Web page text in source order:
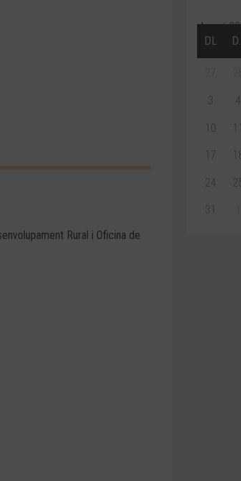
Rural i Oficina de
Agost
DL
3 4
10 11
17
24
31